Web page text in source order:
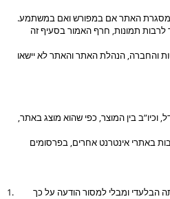
במסגרת האתר אם במפורש ואם במשתמע.
תמונות, חרף האמור בסעיף זה
והחברה, הנהלת האתר והאתר לא יישאו
וכיו”ב בין המוצר, כפי שהוא מוצג באתר,
באתרי אינטרנט אחרים, בפרסומים
הבלעדי ומבלי למסור הודעה על כך